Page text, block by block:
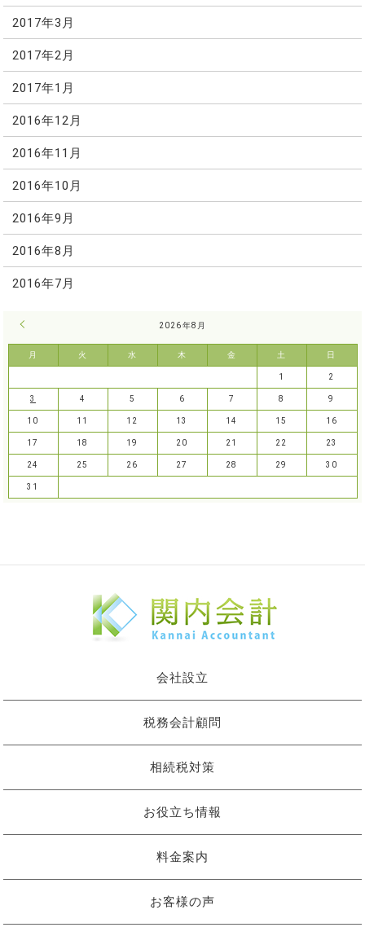
2017年3月
2017年2月
2017年1月
2016年12月
2016年11月
2016年10月
2016年9月
2016年8月
2016年7月
2026年8月
月 火 水 木 金 土 日
1 2
3 4 5 6 7 8 9
10 11 12 13 14 15 16
17 18 19 20 21 22 23
24 25 26 27 28 29 30
31
会社設立
税務会計顧問
相続税対策
お役立ち情報
料金案内
お客様の声